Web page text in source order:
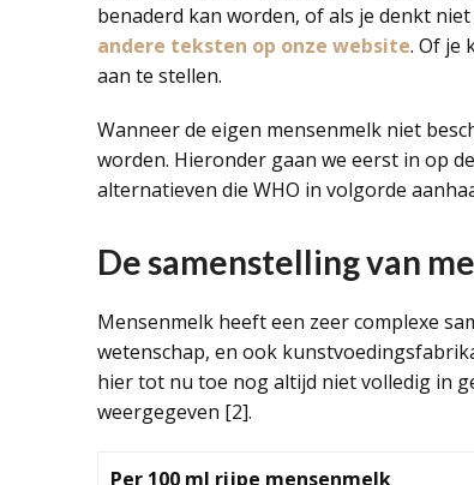
benaderd kan worden, of als je denkt
andere teksten op onze website. Of je
aan te stellen.
Wanneer de eigen mensenmelk niet
worden. Hieronder gaan we eerst in op
alternatieven die WHO in volgorde
De samenstelling van
Mensenmelk heeft een zeer complexe
wetenschap, en ook
hier tot nu toe nog altijd niet volledig in
weergegeven [2].
Per 100 ml rijpe mensenmelk